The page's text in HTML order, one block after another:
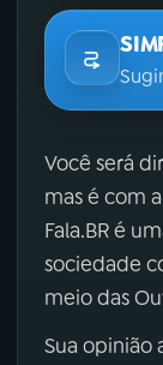
Você será
mas é com
Fala.BR é
sociedade
meio das
Sua opinião